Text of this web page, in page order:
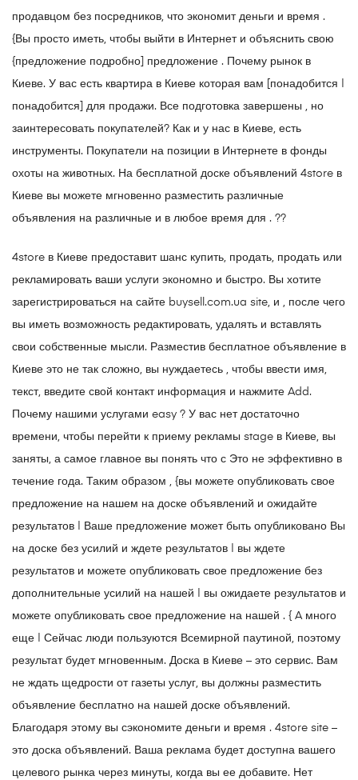
продавцом без посредников, что экономит деньги и время .
{Вы просто иметь, чтобы выйти в Интернет и объяснить свою
{предложение подробно] предложение . Почему рынок в
Киеве. У вас есть квартира в Киеве которая вам [понадобится |
понадобится] для продажи. Все подготовка завершены , но
заинтересовать покупателей? Как и у нас в Киеве, есть
инструменты. Покупатели на позиции в Интернете в фонды
охоты на животных. На бесплатной доске объявлений 4store в
Киеве вы можете мгновенно разместить различные
объявления на различные и в любое время для . ??
4store в Киеве предоставит шанс купить, продать, продать или
рекламировать ваши услуги экономно и быстро. Вы хотите
зарегистрироваться на сайте buysell.com.ua site, и , после чего
вы иметь возможность редактировать, удалять и вставлять
свои собственные мысли. Разместив бесплатное объявление в
Киеве это не так сложно, вы нуждаетесь , чтобы ввести имя,
текст, введите свой контакт информация и нажмите Add.
Почему нашими услугами easy ? У вас нет достаточно
времени, чтобы перейти к приему рекламы stage в Киеве, вы
заняты, а самое главное вы понять что с Это не эффективно в
течение года. Таким образом , {вы можете опубликовать свое
предложение на нашем на доске объявлений и ожидайте
результатов | Ваше предложение может быть опубликовано Вы
на доске без усилий и ждете результатов | вы ждете
результатов и можете опубликовать свое предложение без
дополнительные усилий на нашей | вы ожидаете результатов и
можете опубликовать свое предложение на нашей . { A много
еще | Сейчас люди пользуются Всемирной паутиной, поэтому
результат будет мгновенным. Доска в Киеве – это сервис. Вам
не ждать щедрости от газеты услуг, вы должны разместить
объявление бесплатно на нашей доске объявлений.
Благодаря этому вы сэкономите деньги и время . 4store site –
это доска объявлений. Ваша реклама будет доступна вашего
целевого рынка через минуты, когда вы ее добавите. Нет